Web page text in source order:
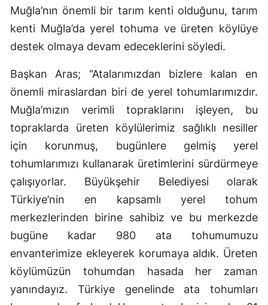
Muğla’nın önemli bir tarım kenti olduğunu, tarım
kenti Muğla’da yerel tohuma ve üreten köylüye
destek olmaya devam edeceklerini söyledi.
Başkan Aras; “Atalarımızdan bizlere kalan en
önemli miraslardan biri de yerel tohumlarımızdır.
Muğla’mızın verimli topraklarını işleyen, bu
topraklarda üreten köylülerimiz sağlıklı nesiller
için korunmuş, bugünlere gelmiş yerel
tohumlarımızı kullanarak üretimlerini sürdürmeye
çalışıyorlar. Büyükşehir Belediyesi olarak
Türkiye’nin en kapsamlı yerel tohum
merkezlerinden birine sahibiz ve bu merkezde
bugüne kadar 980 ata tohumumuzu
envanterimize ekleyerek korumaya aldık. Üreten
köylümüzün tohumdan hasada her zaman
yanındayız. Türkiye genelinde ata tohumları